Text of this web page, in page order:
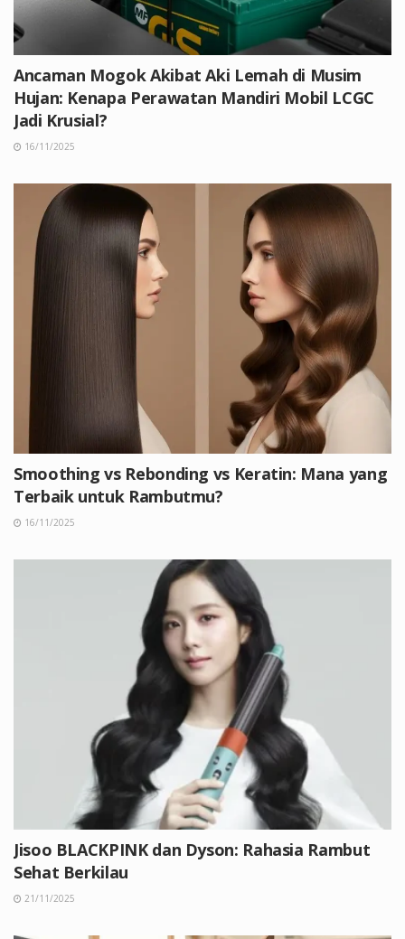
Ancaman Mogok Akibat Aki Lemah di Musim
Hujan: Kenapa Perawatan Mandiri Mobil LCGC
Jadi Krusial?
16/11/2025
Smoothing vs Rebonding vs Keratin: Mana yang
Terbaik untuk Rambutmu?
16/11/2025
Jisoo BLACKPINK dan Dyson: Rahasia Rambut
Sehat Berkilau
21/11/2025